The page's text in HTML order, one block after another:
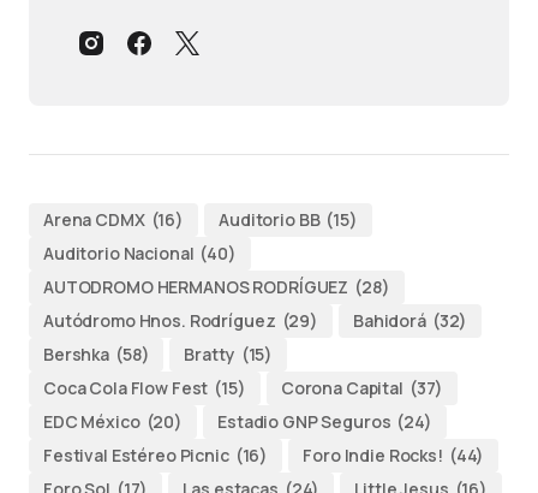
Arena CDMX (16) Auditorio BB (15)
Auditorio Nacional (40)
AUTODROMO HERMANOS RODRÍGUEZ (28)
Autódromo Hnos. Rodríguez (29) Bahidorá (32)
Bershka (58) Bratty (15)
Coca Cola Flow Fest (15) Corona Capital (37)
EDC México (20) Estadio GNP Seguros (24)
Festival Estéreo Picnic (16) Foro Indie Rocks! (44)
Foro Sol (17) Las estacas (24) Little Jesus (16)